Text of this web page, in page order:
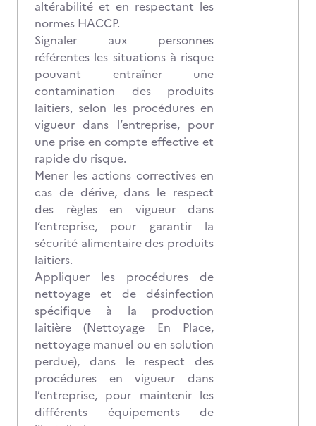
altérabilité et en respectant les
normes HACCP.
Signaler aux personnes
référentes les situations à risque
pouvant entraîner une
contamination des produits
laitiers, selon les procédures en
vigueur dans l’entreprise, pour
une prise en compte effective et
rapide du risque.
Mener les actions correctives en
cas de dérive, dans le respect
des règles en vigueur dans
l’entreprise, pour garantir la
sécurité alimentaire des produits
laitiers.
Appliquer les procédures de
nettoyage et de désinfection
spécifique à la production
laitière (Nettoyage En Place,
nettoyage manuel ou en solution
perdue), dans le respect des
procédures en vigueur dans
l’entreprise, pour maintenir les
différents équipements de